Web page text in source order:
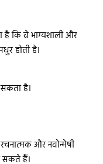
है कि वे भाग्यशाली और
होती है।
सकता है।
और नवोन्मेषी
सकते हैं।